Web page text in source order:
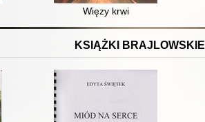
Więzy krwi
KSIĄŻKI BRAJLOWSKIE